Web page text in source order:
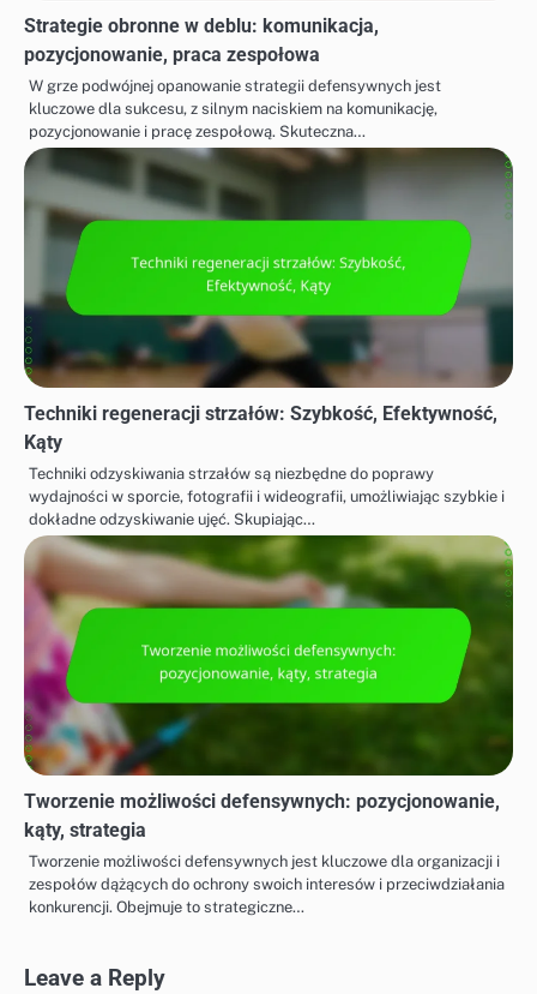
Strategie obronne w deblu: komunikacja,
pozycjonowanie, praca zespołowa
W grze podwójnej opanowanie strategii defensywnych jest
kluczowe dla sukcesu, z silnym naciskiem na komunikację,
pozycjonowanie i pracę zespołową. Skuteczna…
Techniki regeneracji strzałów: Szybkość, Efektywność,
Kąty
Techniki odzyskiwania strzałów są niezbędne do poprawy
wydajności w sporcie, fotografii i wideografii, umożliwiając szybkie i
dokładne odzyskiwanie ujęć. Skupiając…
Tworzenie możliwości defensywnych: pozycjonowanie,
kąty, strategia
Tworzenie możliwości defensywnych jest kluczowe dla organizacji i
zespołów dążących do ochrony swoich interesów i przeciwdziałania
konkurencji. Obejmuje to strategiczne…
Leave a Reply